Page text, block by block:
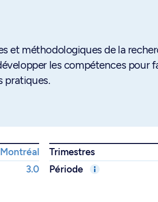
et méthodologiques de la
les compétences pour
pratiques.
Montréal Trimestres
3.0 Période